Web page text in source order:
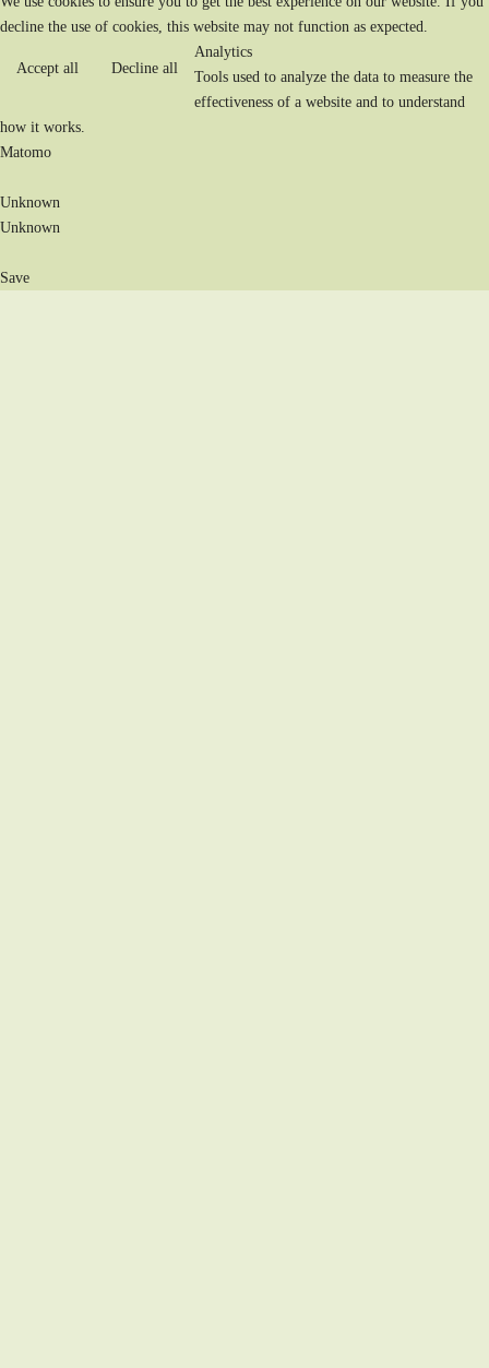
decline the use of cookies, this website may not function as expected.
Accept all Decline all
Analytics
Tools used to analyze the data to measure the
effectiveness of a website and to understand
how it works.
Matomo
Unknown
Unknown
Save